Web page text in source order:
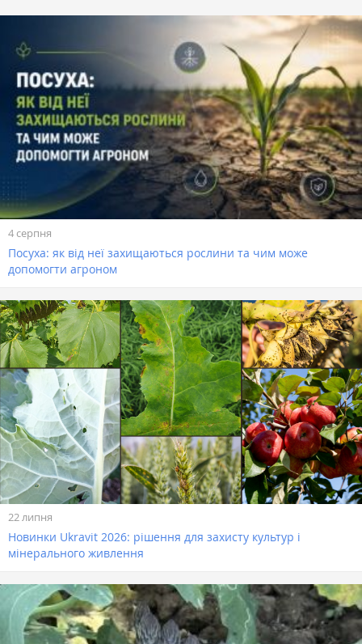
4 серпня
Посуха: як від неї захищаються рослини та чим може
допомогти агроном
22 липня
Новинки Ukravit 2026: рішення для захисту культур і
мінерального живлення